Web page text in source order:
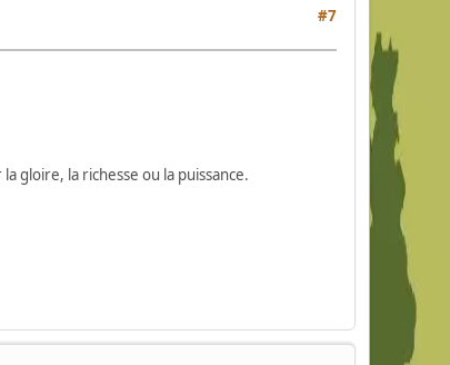
#7
gloire, la richesse ou la puissance.